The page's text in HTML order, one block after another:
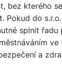
bez kterého
Pokud do
splnit řadu
ve
a